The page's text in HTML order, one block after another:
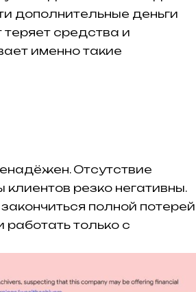
дополнительные деньги
теряет средства и
именно такие
Отсутствие
резко негативны.
полной потерей
работать только с